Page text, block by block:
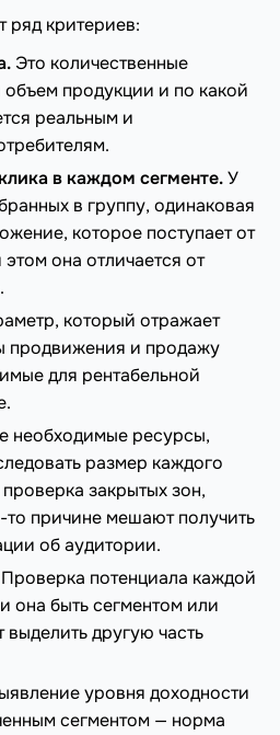
ряд критериев:
Это количественные
продукции и по какой
реальным и
в каждом сегменте.У
в группу, одинаковая
которое поступает от
она отличается от
который отражает
продвижения и продажу
для рентабельной
необходимые ресурсы,
размер каждого
закрытых зон,
то причине мешают получить
об аудитории.
Проверка потенциала каждой
она быть сегментом или
выделить другую часть
уровня доходности
сегментом — норма